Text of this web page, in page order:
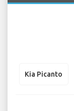
Kia Picanto